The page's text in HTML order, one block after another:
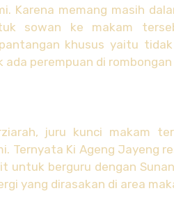
Karena memang masih
sowan ke makam
khusus yaitu
perempuan di rombongan
juru kunci makam
Ternyata Ki Ageng Jayeng
untuk berguru dengan
yang dirasakan di area